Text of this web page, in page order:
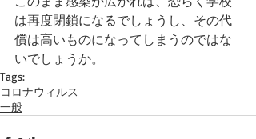
は再度閉鎖になるでしょうし、その代
償は高いものになってしまうのではな
いでしょうか。
Tags:
コロナウィルス
一般